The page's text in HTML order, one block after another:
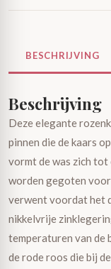
BESCHRIJVING
Beschrijving
Deze elegante
pinnen die de kaars
vormt de was zich tot
worden gegoten
verwent voordat het
nikkelvrije
temperaturen van de
de rode roos die bij